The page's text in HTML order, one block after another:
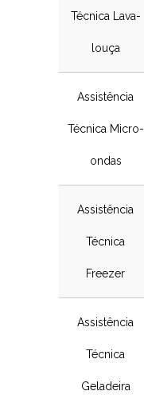
Técnica Lava-
louça
Assistência
Técnica Micro-
ondas
Assistência
Técnica
Freezer
Assistência
Técnica
Geladeira